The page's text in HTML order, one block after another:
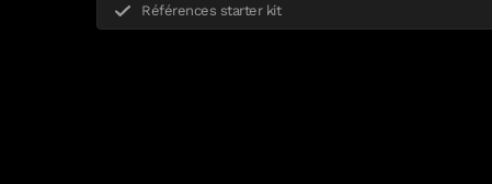
Références starter kit